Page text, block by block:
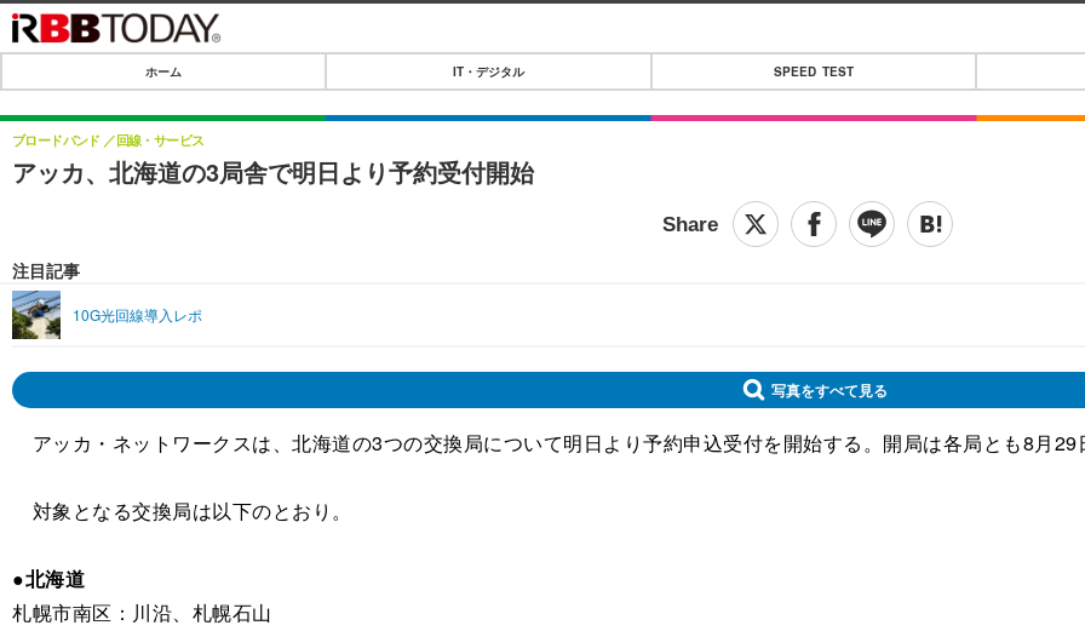
IT・デジタル
IT・デジタルTOP
SPEED TEST
音楽
ライフ
その他
リリース一覧
ホーム IT・デジタル SPEED TEST
アッカ、北海道の3局舎で明日より予約受付開始
ブロードバンド 回線・サービス
注目記事
10G光回線導入レポ
写真をすべて見る
アッカ・ネットワークスは、北海道の3つの交換局について明日より予約申込受付を開始する。開局は各局とも8月29
対象となる交換局は以下のとおり。
●北海道
札幌市南区：川沿、札幌石山